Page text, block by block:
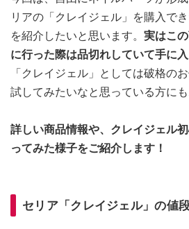
リアの「クレイジェル」を購入で
を紹介したいと思います。 実はこ
に行った際は品切れしていて手に入
「クレイジェル」としては破格の
試してみたいなと思っている方にも
詳しい商品情報や、クレイジェル
ってみた様子をご紹介します！
セリア「クレイジェル」の値